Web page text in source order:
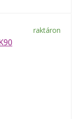
raktáron